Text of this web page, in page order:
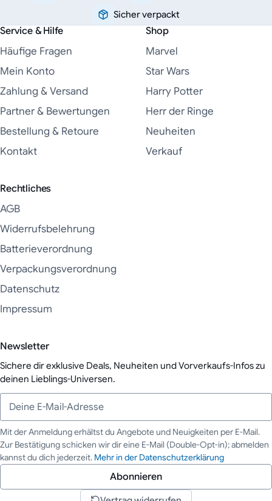
Sicher verpackt
Service & Hilfe
Häufige Fragen
Mein Konto
Zahlung & Versand
Partner & Bewertungen
Bestellung & Retoure
Kontakt
Shop
Marvel
Star Wars
Harry Potter
Herr der Ringe
Neuheiten
Verkauf
Rechtliches
AGB
Widerrufsbelehrung
Batterieverordnung
Verpackungsverordnung
Datenschutz
Impressum
Newsletter
Sichere dir exklusive Deals, Neuheiten und Vorverkaufs-Infos zu
deinen Lieblings-Universen.
Deine E-Mail-Adresse
Mit der Anmeldung erhältst du Angebote und Neuigkeiten per E-Mail.
Zur Bestätigung schicken wir dir eine E-Mail (Double-Opt-in); abmelden
kannst du dich jederzeit. Mehr in der Datenschutzerklärung
Abonnieren